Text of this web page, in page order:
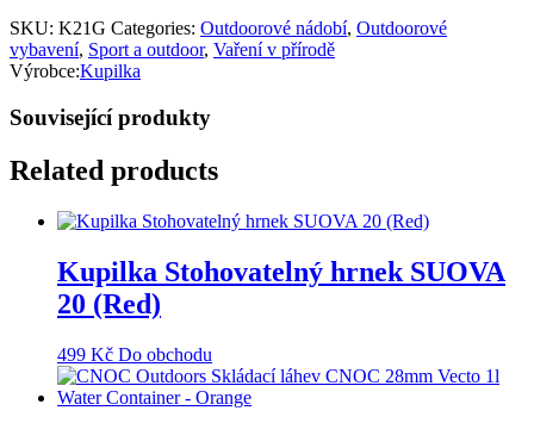
SKU: K21G Categories: Outdoorové nádobí, Outdoorové
vybavení, Sport a outdoor, Vaření v přírodě
Výrobce:Kupilka
Související produkty
Related products
Kupilka Stohovatelný hrnek SUOVA
20 (Red)
499 Kč Do obchodu